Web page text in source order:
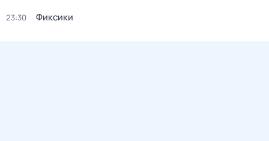
23:30 Фиксики